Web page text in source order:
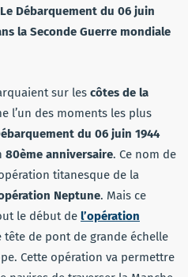
Débarquement du 06 juin
la Seconde Guerre mondiale
sur les côtes de la
l’un des moments les plus
du 06 juin 1944
80ème anniversaire. Ce nom de
titanesque de la
Neptune. Mais ce
le début de l’opération
tête de pont de grande échelle
Cette opération va permettre